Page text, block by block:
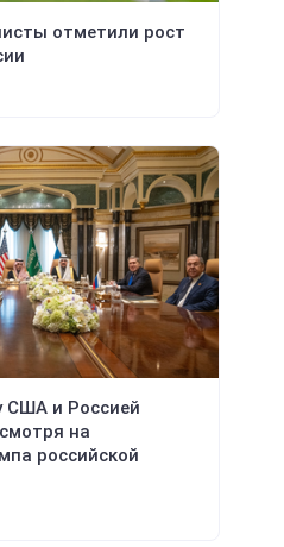
отметили рост
США и Россией
на
российской